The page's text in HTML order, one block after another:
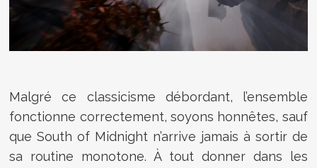
Malgré ce classicisme débordant, l’ensemble
fonctionne correctement, soyons honnêtes, sauf
que South of Midnight n’arrive jamais à sortir de
sa routine monotone. À tout donner dans les